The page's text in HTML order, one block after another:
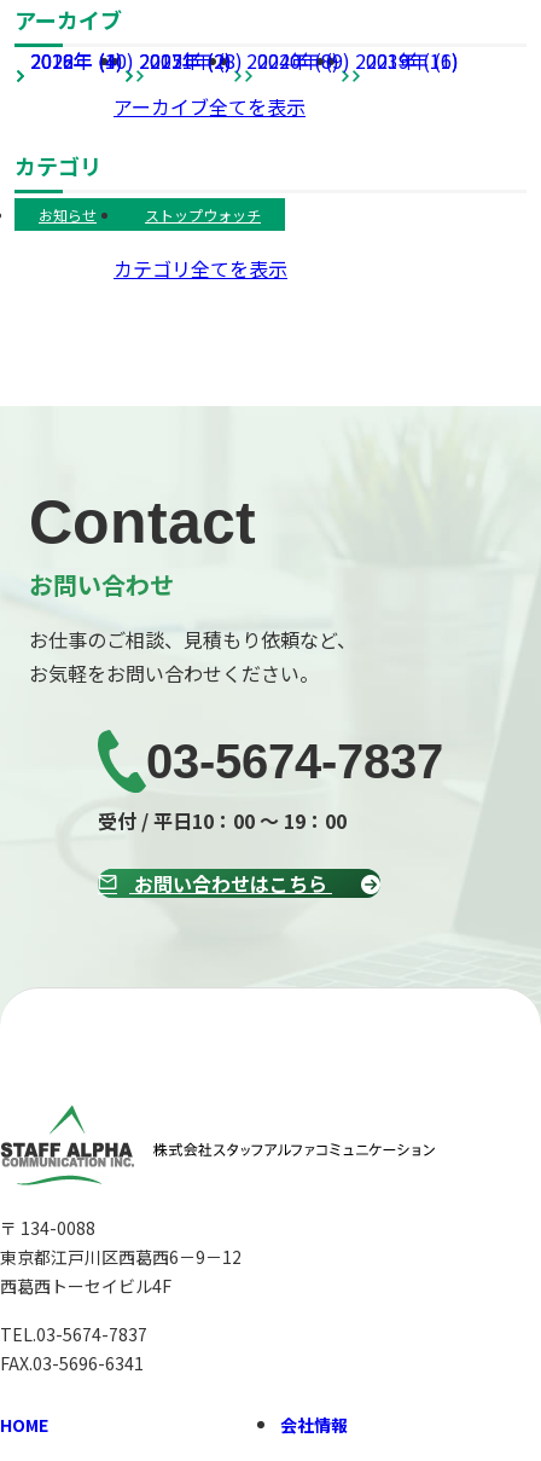
アーカイブ
2026年 (4) 2025年 (2) 2024年 (8) 2023年 (11)
2022年 (10) 2021年 (8) 2020年 (9) 2019年 (6)
2018年 (4) 2017年 (2)
アーカイブ全てを表示
カテゴリ
お知らせ ストップウォッチ
カテゴリ全てを表示
Contact
お問い合わせ
お仕事のご相談、見積もり依頼など、
お気軽をお問い合わせください。
03-5674-7837
受付 / 平日10：00 ～ 19：00
お問い合わせはこちら
〒 134-0088
東京都江戸川区西葛西6－9－12
西葛西トーセイビル4F
TEL.03-5674-7837
FAX.03-5696-6341
HOME 会社情報